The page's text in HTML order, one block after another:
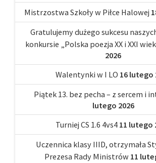
Mistrzostwa Szkoły w Piłce Halowej
Gratulujemy dużego sukcesu
konkursie „Polska poezja XX i XXI
2026
Walentynki w I LO 16 lutego
Piątek 13. bez pecha – z sercem i
lutego 2026
Turniej CS 1.6 4vs4 11 lutego
Uczennica klasy IIID, otrzymała
Prezesa Rady Ministrów 11